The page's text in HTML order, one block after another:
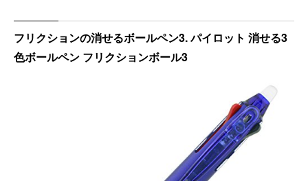
フリクションの消せるボールペン3. パイロット 消せる3
色ボールペン フリクションボール3